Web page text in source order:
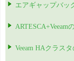
エアギャップバッ
ARTESCA+Veeam
Veeam HAクラス